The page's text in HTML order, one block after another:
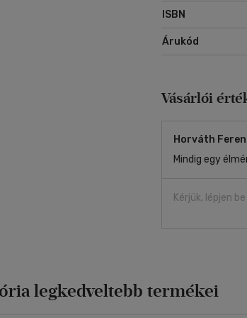
ISBN
Árukód
Vásárlói
Horváth
Mindig egy
Kérjük, lépjen
legkedveltebb termékei